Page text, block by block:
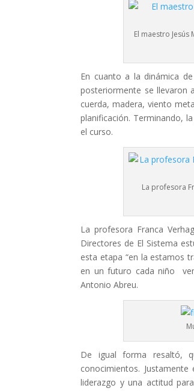
El maestro
En cuanto a la dinámica
posteriormente se llevaron
cuerda, madera, viento
planificación. Terminando,
el curso.
La profesora
La profesora Franca
Directores de El Sistema
esta etapa “en la estamos
en un futuro cada niño
Antonio Abreu.
De igual forma resaltó,
conocimientos.
liderazgo y una actitud